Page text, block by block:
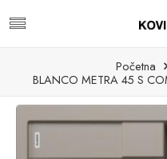
Početna
BLANCO METRA 45 S